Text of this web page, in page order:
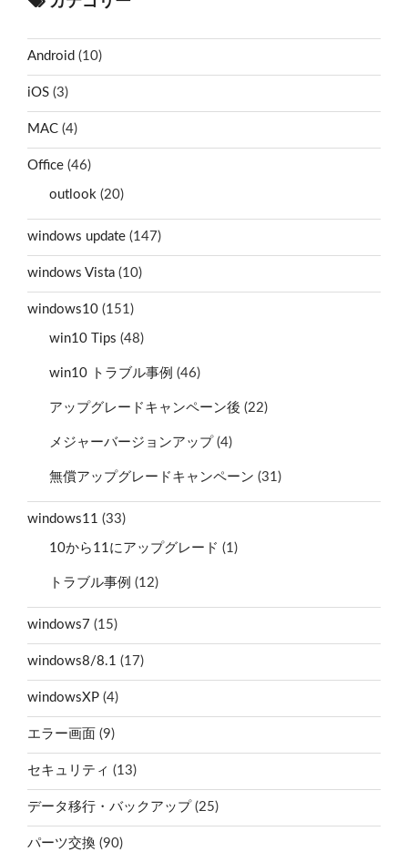
Android (10)
iOS (3)
MAC (4)
Office (46)
outlook (20)
windows update (147)
windows Vista (10)
windows10 (151)
win10 Tips (48)
win10 トラブル事例 (46)
アップグレードキャンペーン後 (22)
メジャーバージョンアップ (4)
無償アップグレードキャンペーン (31)
windows11 (33)
10から11にアップグレード (1)
トラブル事例 (12)
windows7 (15)
windows8/8.1 (17)
windowsXP (4)
エラー画面 (9)
セキュリティ (13)
データ移行・バックアップ (25)
パーツ交換 (90)